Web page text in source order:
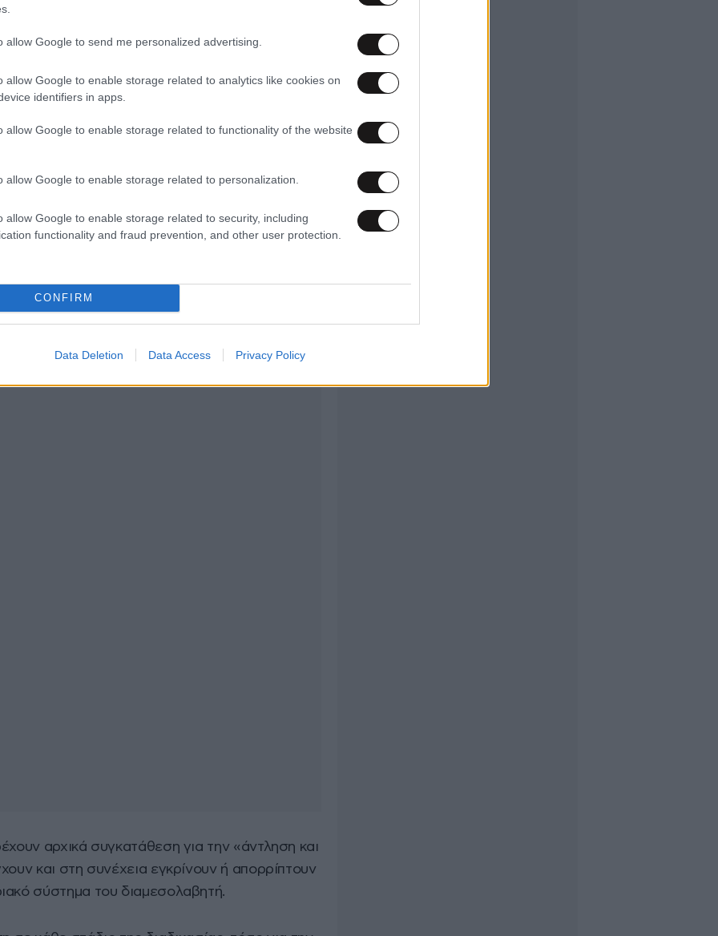
allow Google to send me personalized advertising.
allow Google to enable storage related to analytics like cookies on
identifiers in apps.
allow Google to enable storage related to functionality of the website
allow Google to enable storage related to personalization.
allow Google to enable storage related to security, including
functionality and fraud prevention, and other user protection.
CONFIRM
Data Deletion Data Access Privacy Policy
διαμεσολαβητή της επιλογής
οχήματος.
καταγράψει την πρόθεση του πολίτη να
ζητά βασικά στοιχεία: ΑΦΜ,
του οχήματος.
(push notification) στο Gov.gr Wallet
ότι ζητείται η διάθεση
άδεια οδήγησης και στοιχεία κατόχου.
ώστε να εισέλθουν στην υπηρεσία στο
αρχικά συγκατάθεση για την «άντληση και
και στη συνέχεια εγκρίνουν ή απορρίπτουν
σύστημα του διαμεσολαβητή.